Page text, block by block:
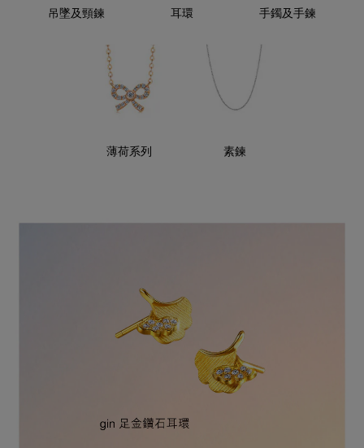
吊墜及頸鍊 耳環 手鐲及手鍊
薄荷系列 素鍊